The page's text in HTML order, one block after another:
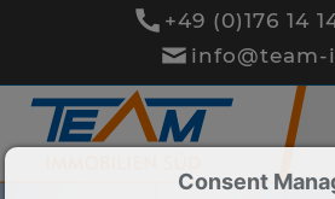
+49 (0)176 14
info@team-
Consent